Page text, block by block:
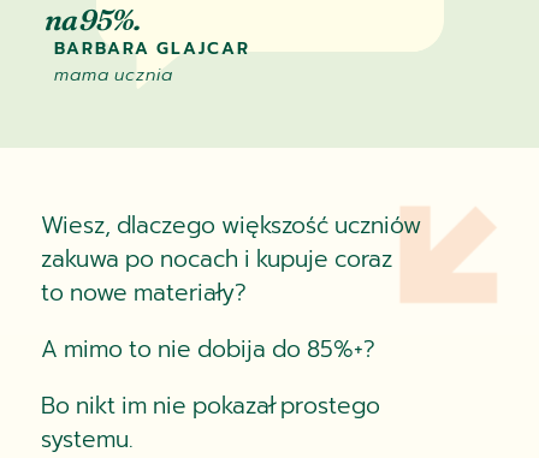
na 95%.
BARBARA GLAJCAR
mama ucznia
Wiesz, dlaczego większość uczniów
zakuwa po nocach i kupuje coraz
to nowe materiały?
A mimo to nie dobija do 85%+?
Bo nikt im nie pokazał prostego
systemu.